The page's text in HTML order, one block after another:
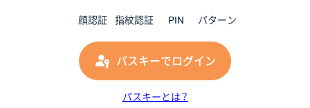
顔認証 指紋認証 PIN パターン
パスキーでログイン
パスキーとは？